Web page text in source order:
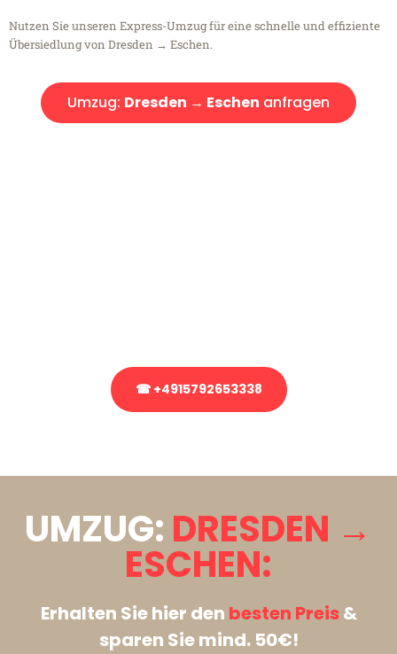
Nutzen Sie unseren Express-Umzug für eine schnelle und effiziente
Übersiedlung von Dresden → Eschen.
Umzug: Dresden → Eschen anfragen
☎ +4915792653338
UMZUG: DRESDEN →
ESCHEN:
Erhalten Sie hier den besten Preis&
sparen Sie mind. 50€!